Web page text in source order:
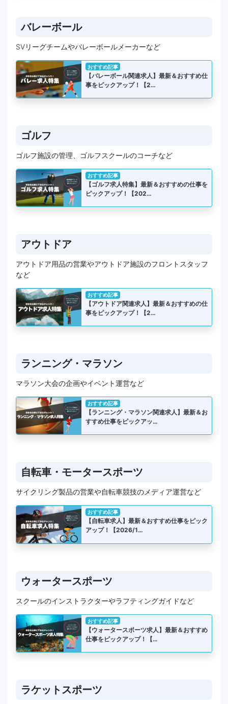
バレーボール
SVリーグチームやバレーボールメーカーなど
おすすめ記事
【バレーボール関連求人】最新＆おすすめ仕
事をピックアップ！【2…
ゴルフ
ゴルフ施設の管理、ゴルフスクールのコーチなど
おすすめ記事
【ゴルフ求人特集】最新＆おすすめの仕事を
ピックアップ！【202…
アウトドア
アウトドア用品の営業やアウトドア施設のフロントスタッフ
など
おすすめ記事
【アウトドア関連求人】最新＆おすすめの仕
事をピックアップ！【2…
ランニング・マラソン
マラソン大会の企画やイベント運営など
おすすめ記事
【ランニング・マラソン関連求人】最新＆お
すすめ仕事をピックアッ…
自転車・モータースポーツ
サイクリング製品の営業や自転車競技のメディア運営など
おすすめ記事
【自転車求人】最新＆おすすめ仕事をピック
アップ！【2026/1…
ウォータースポーツ
スクールのインストラクターやラフティングガイドなど
おすすめ記事
【ウォータースポーツ求人】最新＆おすすめ
仕事をピックアップ！【…
ラケットスポーツ